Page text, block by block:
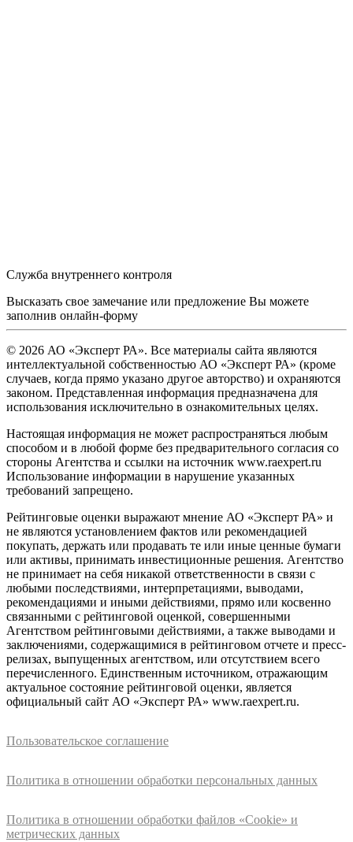
Служба внутреннего контроля
Высказать свое замечание или предложение Вы можете
заполнив онлайн-форму
© 2026 АО «Эксперт РА». Все материалы сайта являются
интеллектуальной собственностью АО «Эксперт РА» (кроме
случаев, когда прямо указано другое авторство) и охраняются
законом. Представленная информация предназначена для
использования исключительно в ознакомительных целях.
Настоящая информация не может распространяться любым
способом и в любой форме без предварительного согласия со
стороны Агентства и ссылки на источник www.raexpert.ru
Использование информации в нарушение указанных
требований запрещено.
Рейтинговые оценки выражают мнение АО «Эксперт РА» и
не являются установлением фактов или рекомендацией
покупать, держать или продавать те или иные ценные бумаги
или активы, принимать инвестиционные решения. Агентство
не принимает на себя никакой ответственности в связи с
любыми последствиями, интерпретациями, выводами,
рекомендациями и иными действиями, прямо или косвенно
связанными с рейтинговой оценкой, совершенными
Агентством рейтинговыми действиями, а также выводами и
заключениями, содержащимися в рейтинговом отчете и пресс-
релизах, выпущенных агентством, или отсутствием всего
перечисленного. Единственным источником, отражающим
актуальное состояние рейтинговой оценки, является
официальный сайт АО «Эксперт РА» www.raexpert.ru.
Пользовательское соглашение
Политика в отношении обработки персональных данных
Политика в отношении обработки файлов «Cookie» и
метрических данных